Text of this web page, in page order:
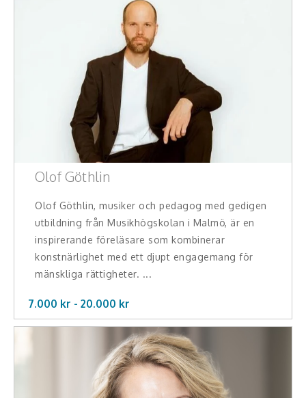
Olof Göthlin
Olof Göthlin, musiker och pedagog med gedigen
utbildning från Musikhögskolan i Malmö, är en
inspirerande föreläsare som kombinerar
konstnärlighet med ett djupt engagemang för
mänskliga rättigheter. ...
7.000 kr - 20.000 kr